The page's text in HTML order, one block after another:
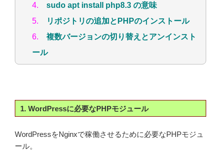
4. sudo apt install php8.3 の意味
5.
リポジトリの追加とPHPのインストール
6. 複数バージョンの切り替えとアンインスト
ール
1. WordPressに必要なPHPモジュール
WordPressをNginxで稼働させるために必要なPHPモジュ
ール。